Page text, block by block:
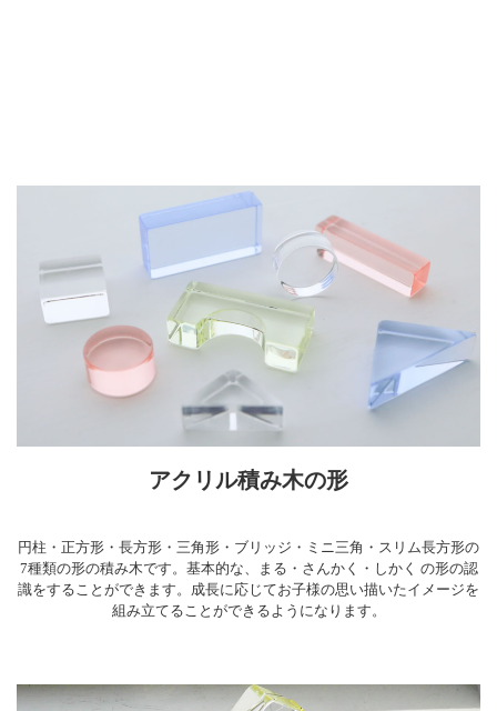
アクリル積み木の形
円柱・正方形・長方形・三角形・ブリッジ・ミニ三角・スリム長方形の
7種類の形の積み木です。基本的な、まる・さんかく・しかく の形の認
識をすることができます。成長に応じてお子様の思い描いたイメージを
組み立てることができるようになります。